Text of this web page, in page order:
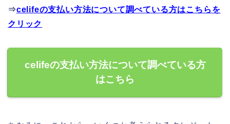
⇒celifeの支払い方法について調べている方はこちらを
クリック
celifeの支払い方法について調べている方
はこちら